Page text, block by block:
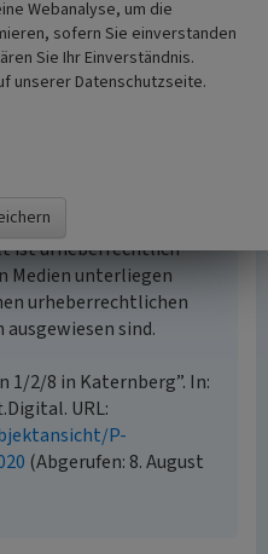
ist urheberrechtlich
Medien unterliegen
urheberrechtlichen
ausgewiesen sind.
1/2/8 in Katernberg”. In:
URL:
P-
(Abgerufen: 8. August
Webanalyse, um die
sofern Sie einverstanden
Sie Ihr Einverständnis.
unserer Datenschutzseite.